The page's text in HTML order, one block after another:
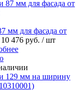
мм для фасада от
10 476 руб. / шт